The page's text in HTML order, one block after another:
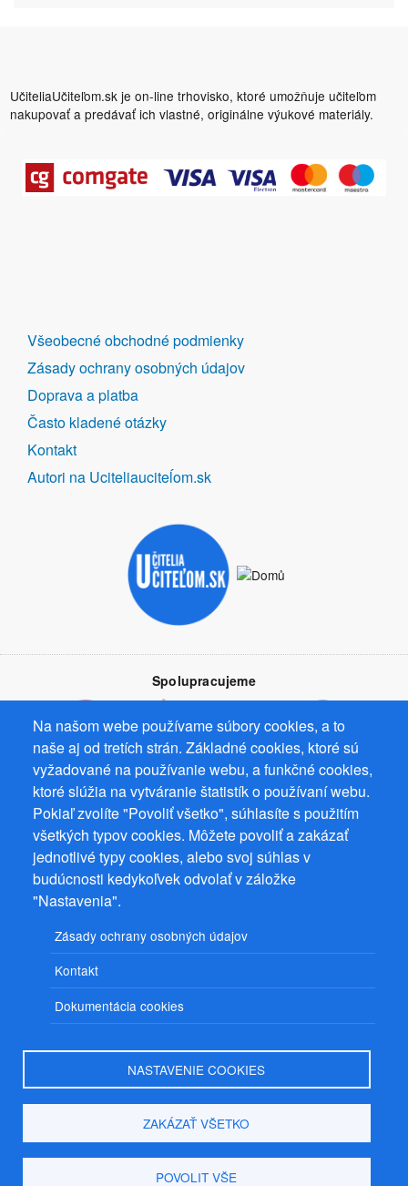
UčiteliaUčiteľom.sk je on-line trhovisko, ktoré umožňuje učiteľom
nakupovať a predávať ich vlastné, originálne výukové materiály.
Na našom webe používame súbory cookies, a to
naše aj od tretích strán. Základné cookies, ktoré sú
vyžadované na používanie webu, a funkčné cookies,
ktoré slúžia na vytváranie štatistík o používaní webu.
Pokiaľ zvolíte "Povoliť všetko", súhlasíte s použitím
všetkých typov cookies. Môžete povoliť a zakázať
jednotlivé typy cookies, alebo svoj súhlas v
budúcnosti kedykoľvek odvolať v záložke
"Nastavenia".
Zásady ochrany osobných údajov
Kontakt
Dokumentácia cookies
NASTAVENIE COOKIES
ZAKÁZAŤ VŠETKO
POVOLIT VŠE
DALŠÍ
ODKAZY
Všeobecné obchodné podmienky
Zásady ochrany osobných údajov
Doprava a platba
Často kladené otázky
Kontakt
Autori na Uciteliauciteĺom.sk
Spolupracujeme
Prevádzkovateľ: Mgr. Bc. Žaneta Radimecká, MBA, Ostrov 256, 561
22 Ostrov, IČ 08993033, DIČ CZ9161263958
© 2026PuzzleWebss.r.o.